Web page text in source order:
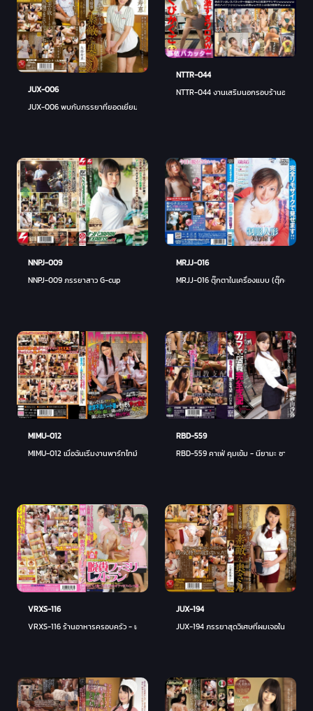
JUX-006
JUX-006 พบกับภรรยาที่ยอดเยี่ยมในงานพาร์ทไทม์ - ฮิเซ ยาเบ
NTTR-044
NTTR-044 งานเสริมนอกรอบร้านอาหาร
NNPJ-009
NNPJ-009 ภรรยาสาว G-cup
MRJJ-016
MRJJ-016 ตุ๊กตาในเครื่องแบบ (ตุ๊กตาคอสเ
MIMU-012
MIMU-012 เมื่อฉันเริ่มงานพาร์ทไทม์ที่ร้านอาหาร
RBD-559
RBD-559 คาเฟ่ คุมเข้ม - นียามะ ซายะ
VRXS-116
VRXS-116 ร้านอาหารครอบครัว - เอริ มากิโนะ
JUX-194
JUX-194 ภรรยาสุดวิเศษที่ผมเจอในงานพาร์